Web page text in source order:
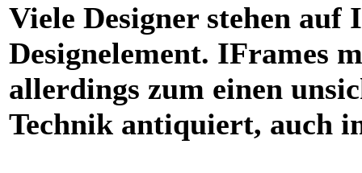
Viele Designer stehen auf
Designelement. IFrames
allerdings zum einen
Technik antiquiert, auch